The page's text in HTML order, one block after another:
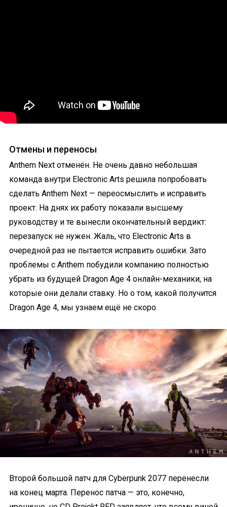
Отмены и переносы
Anthem Next отменён. Не очень давно небольшая
команда внутри Electronic Arts решила попробовать
сделать Anthem Next — переосмыслить и исправить
проект. На днях их работу показали высшему
руководству и те вынесли окончательный вердикт:
перезапуск не нужен. Жаль, что Electronic Arts в
очередной раз не пытается исправить ошибки. Зато
проблемы с Anthem побудили компанию полностью
убрать из будущей Dragon Age 4 онлайн-механики, на
которые они делали ставку. Но о том, какой получится
Dragon Age 4, мы узнаем ещё не скоро.
Второй большой патч для Cyberpunk 2077 перенесли
на конец марта. Перенос патча — это, конечно,